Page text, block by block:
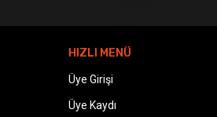
HIZLI MENÜ
Üye Girişi
Üye Kaydı